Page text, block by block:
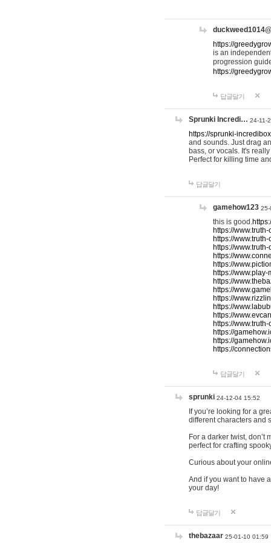
https://
is an
progression
https://
답글달기
Sprunki Incredi… 24-11-
https://sprunki-
and sounds. Just drag
bass, or vocals. It's
Perfect for killing time
답글달기
gamehow123 25-
this is good.
https://
https://
https://
https://
https://
https://
https://
https://
https://
https://
https://
https://
https://
https://
https://
답글달기
sprunki 24-12-04 15:52
If you’re looking for a
different characters and
For a darker twist, don’t
perfect for crafting
Curious about your
And if you want to have
your day!
답글달기
thebazaar 25-01-10 01:59